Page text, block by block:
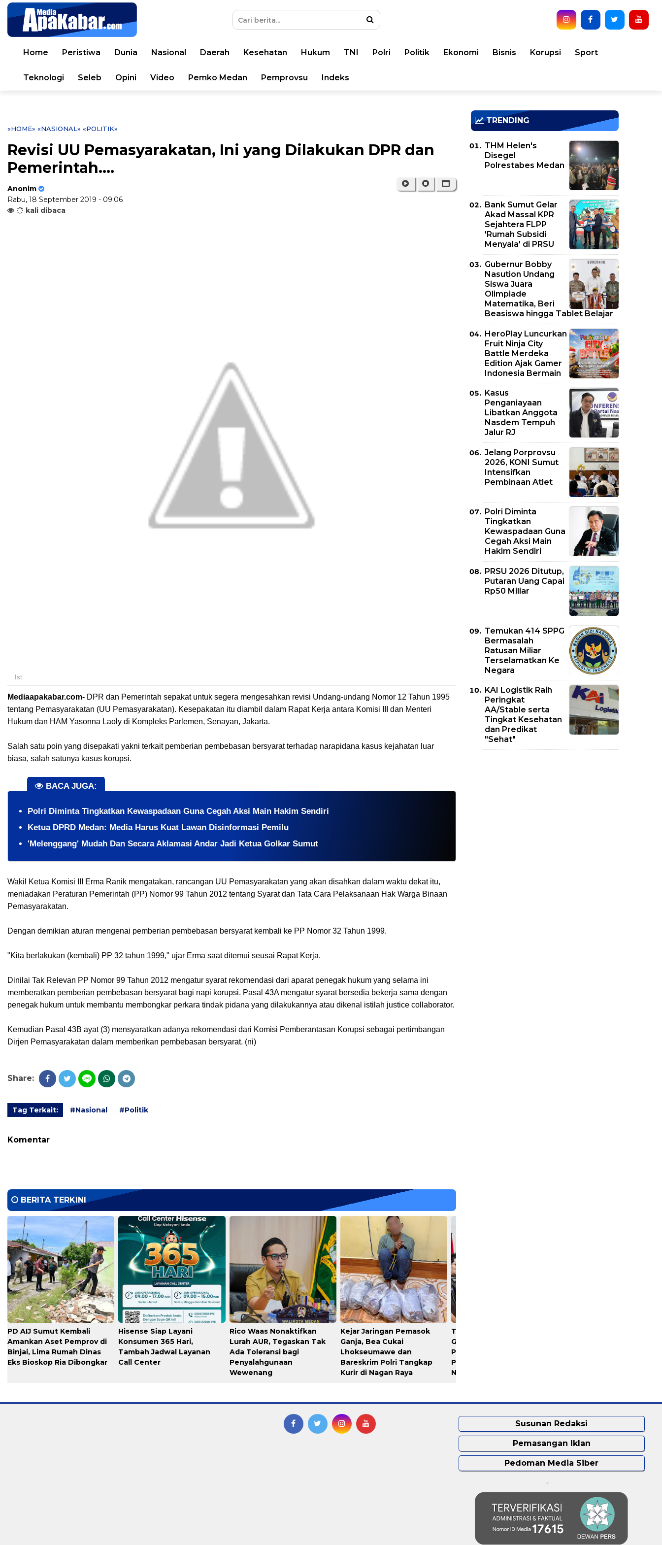
Home Peristiwa Dunia Nasional Daerah Kesehatan Hukum TNI Polri Politik Ekonomi Bisnis Korupsi Sport
Teknologi Seleb Opini Video Pemko Medan Pemprovsu Indeks
«HOME» «NASIONAL» «POLITIK»
Revisi UU Pemasyarakatan, Ini yang Dilakukan DPR dan
Pemerintah....
Anonim
Rabu, 18 September 2019 - 09:06
kali dibaca
Ist
Mediaapakabar.com- DPR dan Pemerintah sepakat untuk segera mengesahkan revisi Undang-undang Nomor 12 Tahun 1995
tentang Pemasyarakatan (UU Pemasyarakatan). Kesepakatan itu diambil dalam Rapat Kerja antara Komisi III dan Menteri
Hukum dan HAM Yasonna Laoly di Kompleks Parlemen, Senayan, Jakarta.
Salah satu poin yang disepakati yakni terkait pemberian pembebasan bersyarat terhadap narapidana kasus kejahatan luar
biasa, salah satunya kasus korupsi.
BACA JUGA:
Polri Diminta Tingkatkan Kewaspadaan Guna Cegah Aksi Main Hakim Sendiri
Ketua DPRD Medan: Media Harus Kuat Lawan Disinformasi Pemilu
'Melenggang' Mudah Dan Secara Aklamasi Andar Jadi Ketua Golkar Sumut
Wakil Ketua Komisi III Erma Ranik mengatakan, rancangan UU Pemasyarakatan yang akan disahkan dalam waktu dekat itu,
meniadakan Peraturan Pemerintah (PP) Nomor 99 Tahun 2012 tentang Syarat dan Tata Cara Pelaksanaan Hak Warga Binaan
Pemasyarakatan.
Dengan demikian aturan mengenai pemberian pembebasan bersyarat kembali ke PP Nomor 32 Tahun 1999.
"Kita berlakukan (kembali) PP 32 tahun 1999," ujar Erma saat ditemui seusai Rapat Kerja.
Dinilai Tak Relevan PP Nomor 99 Tahun 2012 mengatur syarat rekomendasi dari aparat penegak hukum yang selama ini
memberatkan pemberian pembebasan bersyarat bagi napi korupsi. Pasal 43A mengatur syarat bersedia bekerja sama dengan
penegak hukum untuk membantu membongkar perkara tindak pidana yang dilakukannya atau dikenal istilah justice collaborator.
Kemudian Pasal 43B ayat (3) mensyaratkan adanya rekomendasi dari Komisi Pemberantasan Korupsi sebagai pertimbangan
Dirjen Pemasyarakatan dalam memberikan pembebasan bersyarat. (ni)
Share:
Tag Terkait: #Nasional #Politik
Komentar
BERITA TERKINI
PD AIJ Sumut Kembali
Amankan Aset Pemprov di
Binjai, Lima Rumah Dinas
Eks Bioskop Ria Dibongkar
Hisense Siap Layani
Konsumen 365 Hari,
Tambah Jadwal Layanan
Call Center
Rico Waas Nonaktifkan
Lurah AUR, Tegaskan Tak
Ada Toleransi bagi
Penyalahgunaan
Wewenang
Kejar Jaringan Pemasok
Ganja, Bea Cukai
Lhokseumawe dan
Bareskrim Polri Tangkap
Kurir di Nagan Raya
Terima Audiensi BNKP,
Gubernur Bobby Nasution
Paparkan Tiga Prioritas
Pembangunan Kepulauan
Nias
TRENDING
THM Helen's
Disegel
Polrestabes Medan
Bank Sumut Gelar
Akad Massal KPR
Sejahtera FLPP
'Rumah Subsidi
Menyala' di PRSU
Gubernur Bobby
Nasution Undang
Siswa Juara
Olimpiade
Matematika, Beri
Beasiswa hingga Tablet Belajar
HeroPlay Luncurkan
Fruit Ninja City
Battle Merdeka
Edition Ajak Gamer
Indonesia Bermain
Kasus
Penganiayaan
Libatkan Anggota
Nasdem Tempuh
Jalur RJ
Jelang Porprovsu
2026, KONI Sumut
Intensifkan
Pembinaan Atlet
Polri Diminta
Tingkatkan
Kewaspadaan Guna
Cegah Aksi Main
Hakim Sendiri
PRSU 2026 Ditutup,
Putaran Uang Capai
Rp50 Miliar
Temukan 414 SPPG
Bermasalah
Ratusan Miliar
Terselamatkan Ke
Negara
KAI Logistik Raih
Peringkat
AA/Stable serta
Tingkat Kesehatan
dan Predikat
"Sehat"
Susunan Redaksi
Pemasangan Iklan
Pedoman Media Siber